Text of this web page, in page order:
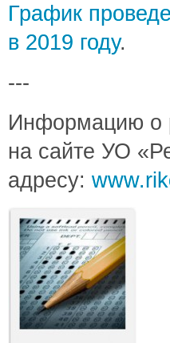
График
в 2019 году.
---
Информацию о
на сайте УО
адресу: